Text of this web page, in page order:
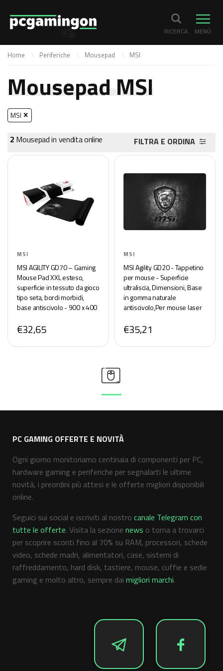
RICERCA MENÙ
Home Periferiche Mousepad MSI
Mousepad MSI
MSI
2 Mousepad in vendita online FILTRA E ORDINA
MSI
MSI AGILITY GD70 – Gaming
Mouse Pad XXL esteso,
superficie in tessuto da gioco
tipo seta, bordi morbidi,
base antiscivolo - 900 x 400
€32,65
MSI
MSI Agility GD20 - Tappetino
per mouse - Superficie
ultraliscia, Dimensioni, Base
in gomma naturale
antiscivolo,Per mouse laser
5mm(H)
€35,21
PC GAMING OFFERTE E NOVITÀ
Ogni giorno monitoriamo centinaia di componenti per PC,
hardware gaming e periferiche per segnalarti le ultime
novità, i preordini più attesi e le offerte migliori disponibili
online.
Seguici sui social e iscriviti al nostro canale Telegram con
tutte le offerte. Visita la sezione news o torna a trovarci
per scoprire sconti fino al 70% su RAM, processori, schede
video, schede madri, alimentatori, case, sistemi di
raffreddamento, hard disk, tastiere, mouse, cuffie e sedie
gaming e molto altro, sempre dai migliori marchi.